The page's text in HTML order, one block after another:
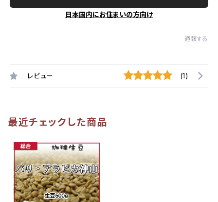
日本国内にお住まいの方向け
通報する
レビュー (1)
最近チェックした商品